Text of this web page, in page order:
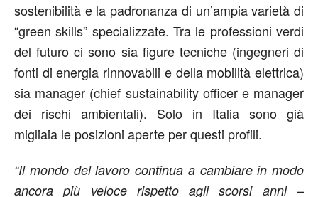
sostenibilità e la padronanza di un’ampia varietà di
“green skills” specializzate. Tra le professioni verdi
del futuro ci sono sia figure tecniche (ingegneri di
fonti di energia rinnovabili e della mobilità elettrica)
sia manager (chief sustainability officer e manager
dei rischi ambientali). Solo in Italia sono già
migliaia le posizioni aperte per questi profili.
“Il mondo del lavoro continua a cambiare in modo
ancora più veloce rispetto agli scorsi anni–